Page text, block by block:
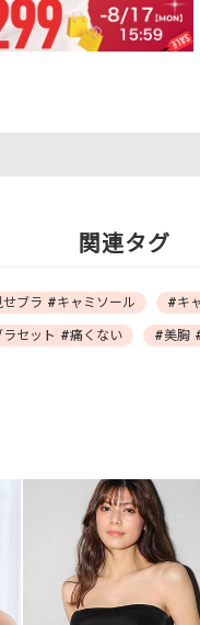
関連タグ
ブラ #キャミソール #キ
セット #痛くない #美胸